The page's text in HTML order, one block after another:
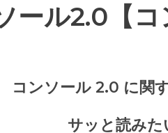
ール2.0【コ
コンソール 2.0 に関
サッと読みた